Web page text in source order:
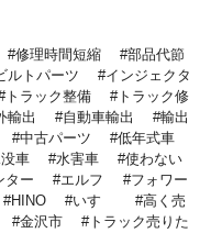
修理時間短縮
部品代節
ルトパーツ
インジェクタ
トラック整備
トラック修
輸出 自動車輸出
輸出
中古パーツ
低年式車
車 水害車
使わない
ター エルフ
フォワー
HINO いすゞ
高く売
金沢市
トラック売りた